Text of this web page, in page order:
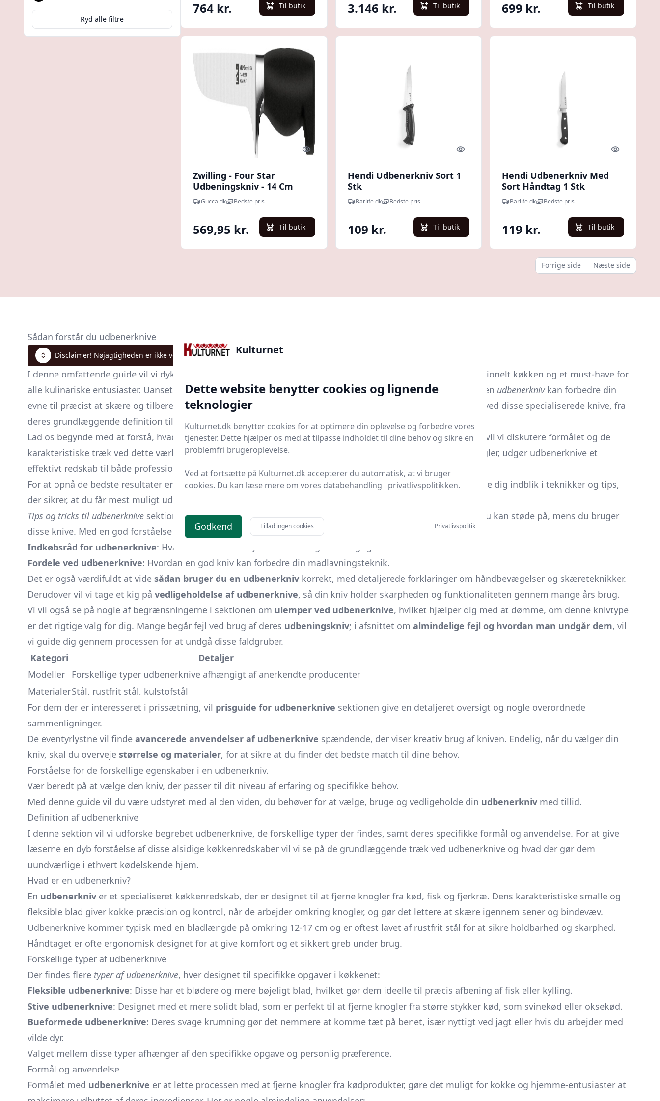
Ryd alle filtre
764 kr. Til butik 3.146 kr. Til butik 699 kr. Til butik
Quick look
Zwilling - Four Star
Udbeningskniv - 14 Cm
Gucca.dk Bedste pris
569,95 kr. Til butik
Quick look
Hendi Udbenerkniv Sort 1
Stk
Barlife.dk Bedste pris
109 kr. Til butik
Quick look
Hendi Udbenerkniv Med
Sort Håndtag 1 Stk
Barlife.dk Bedste pris
119 kr. Til butik
Forrige side Næste side
Sådan forstår du udbenerknive
Disclaimer! Nøjagtigheden er ikke verificeret. Klik her for at læse hele guiden
I denne omfattende guide vil vi dykke ned i verdenen af
, et afgørende værktøj i ethvert professionelt køkken og et must-have for
alle kulinariske entusiaster. Uanset om du er en erfaren kok eller en nybegynder i køkkenet, vil du opdage, at en udbenerknivkan forbedre din
evne til præcist at skære og tilberede kød. Formålet med denne guide er at oplyse dig om de mange facetter ved disse specialiserede knive, fra
deres grundlæggende definition til avancerede anvendelser.
Lad os begynde med at forstå, hvad enudbenerknivegentlig er. I sektionen omDefinition af udbenerknive
vil vi diskutere formålet og de
karakteristiske træk ved dette værktøj. Med et fleksibelt blad, designet til nemt at kunne skære omkring knogler, udgør udbenerknive et
effektivt redskab til både professionel og privat brug.
For at opnå de bedste resultater er det vigtigt at kende tilbedste praksis for brug af udbenerknive. Vi vil give dig indblik i teknikker og tips,
der sikrer, at du får mest muligt ud af din kniv uden at slippe kontrollen over præcisionen.
Tips og tricks til udbenerknive sektionen vil tilbyde kreative ideer og tricks til at løse almindelige udfordringer, du kan støde på, mens du bruger
disse knive. Med en god forståelse af indkøbsråd kan du træffe informerede beslutninger om dit næste køb.
Indkøbsråd for udbenerknive: Hvad skal man overveje når man vælger den rigtige udbenerkniv.
Fordele ved udbenerknive: Hvordan en god kniv kan forbedre din madlavningsteknik.
Det er også værdifuldt at vide sådan bruger du en udbenerkniv korrekt, med detaljerede forklaringer om håndbevægelser og skæreteknikker.
Derudover vil vi tage et kig på vedligeholdelse af udbenerknive, så din kniv holder skarpheden og funktionaliteten gennem mange års brug.
Vi vil også se på nogle af begrænsningerne i sektionen om ulemper ved udbenerknive, hvilket hjælper dig med at dømme, om denne knivtype
er det rigtige valg for dig. Mange begår fejl ved brug af deres udbeningskniv; i afsnittet om almindelige fejl og hvordan man undgår dem, vil
vi guide dig gennem processen for at undgå disse faldgruber.
Kategori
Detaljer
Modeller
Forskellige typer udbenerknive afhængigt af anerkendte producenter
MaterialerStål, rustfrit stål, kulstofstål
For dem der er interesseret i prissætning, vil prisguide for udbenerknive sektionen give en detaljeret oversigt og nogle overordnede
sammenligninger.
De eventyrlystne vil finde avancerede anvendelser af udbenerknive spændende, der viser kreativ brug af kniven. Endelig, når du vælger din
kniv, skal du overveje størrelse og materialer, for at sikre at du finder det bedste match til dine behov.
Forståelse for de forskellige egenskaber i en udbenerkniv.
Vær beredt på at vælge den kniv, der passer til dit niveau af erfaring og specifikke behov.
Med denne guide vil du være udstyret med al den viden, du behøver for at vælge, bruge og vedligeholde din udbenerkniv med tillid.
Definition af udbenerknive
I denne sektion vil vi udforske begrebet udbenerknive, de forskellige typer der findes, samt deres specifikke formål og anvendelse. For at give
læserne en dyb forståelse af disse alsidige køkkenredskaber vil vi se på de grundlæggende træk ved udbenerknive og hvad der gør dem
uundværlige i ethvert kødelskende hjem.
Hvad er en udbenerkniv?
En udbenerkniv er et specialiseret køkkenredskab, der er designet til at fjerne knogler fra kød, fisk og fjerkræ. Dens karakteristiske smalle og
fleksible blad giver kokke præcision og kontrol, når de arbejder omkring knogler, og gør det lettere at skære igennem sener og bindevæv.
Udbenerknive kommer typisk med en bladlængde på omkring 12-17 cm og er oftest lavet af rustfrit stål for at sikre holdbarhed og skarphed.
Håndtaget er ofte ergonomisk designet for at give komfort og et sikkert greb under brug.
Forskellige typer af udbenerknive
Der findes flere typer af udbenerknive, hver designet til specifikke opgaver i køkkenet:
Fleksible udbenerknive: Disse har et blødere og mere bøjeligt blad, hvilket gør dem ideelle til præcis afbening af fisk eller kylling.
Stive udbenerknive: Designet med et mere solidt blad, som er perfekt til at fjerne knogler fra større stykker kød, som svinekød eller oksekød.
Bueformede udbenerknive: Deres svage krumning gør det nemmere at komme tæt på benet, især nyttigt ved jagt eller hvis du arbejder med
vilde dyr.
Valget mellem disse typer afhænger af den specifikke opgave og personlig præference.
Formål og anvendelse
Formålet med udbenerknive er at lette processen med at fjerne knogler fra kødprodukter, gøre det muligt for kokke og hjemme-entusiaster at
Kulturnet
Dette website benytter cookies og lignende
teknologier
Kulturnet.dk benytter cookies for at optimere din oplevelse og forbedre vores
tjenester. Dette hjælper os med at tilpasse indholdet til dine behov og sikre en
problemfri brugeroplevelse.
Ved at fortsætte på Kulturnet.dk accepterer du automatisk, at vi bruger
cookies. Du kan læse mere om vores databehandling i privatlivspolitikken.
Godkend Tillad ingen cookies Privatlivspolitik